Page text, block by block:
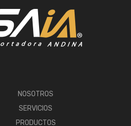
NOSOTROS
SERVICIOS
PRODUCTOS